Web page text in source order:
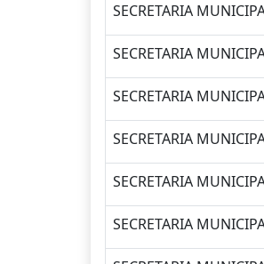
SECRETARIA
SECRETARIA
SECRETARIA
SECRETARIA
SECRETARIA
SECRETARIA